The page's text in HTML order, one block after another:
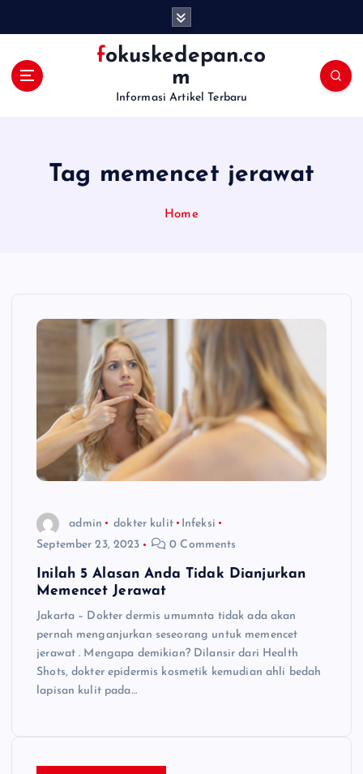
fokuskedepan.co
m
Informasi Artikel Terbaru
Tag memencet jerawat
Home
admin dokter kulit
Infeksi
September 23, 2023
0 Comments
Inilah 5 Alasan Anda Tidak Dianjurkan
Memencet Jerawat
Jakarta – Dokter dermis umumnta tidak ada akan
pernah menganjurkan seseorang untuk memencet
jerawat . Mengapa demikian? Dilansir dari Health
Shots, dokter epidermis kosmetik kemudian ahli bedah
lapisan kulit pada…